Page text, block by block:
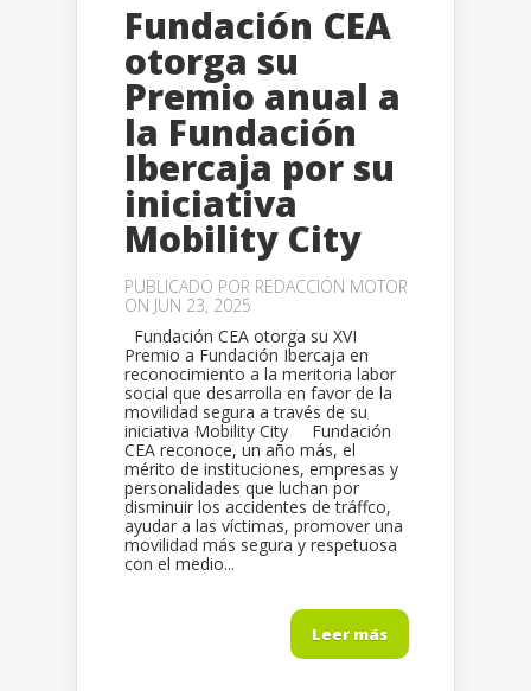
Fundación CEA
otorga su
Premio anual a
la Fundación
Ibercaja por su
iniciativa
Mobility City
PUBLICADO POR REDACCIÓN MOTOR
ON JUN 23, 2025
Fundación CEA otorga su XVI
Premio a Fundación Ibercaja en
reconocimiento a la meritoria labor
social que desarrolla en favor de la
movilidad segura a través de su
iniciativa Mobility City Fundación
CEA reconoce, un año más, el
mérito de instituciones, empresas y
personalidades que luchan por
disminuir los accidentes de tráffco,
ayudar a las víctimas, promover una
movilidad más segura y respetuosa
con el medio...
Leer más